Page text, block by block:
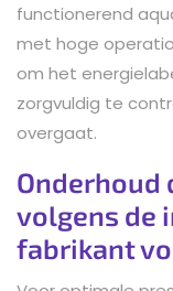
functionerend
met hoge
om het
zorgvuldig te
overgaat.
Onderhoud
volgens de
fabrikant